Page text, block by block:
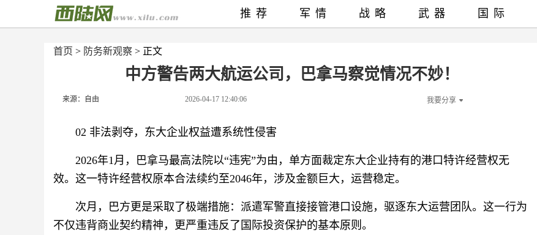
首页 > 防务新观察 > 正文
中方警告两大航运公司，巴拿马察觉情况不妙！
来源：自由 2026-04-17 12:40:06 我要分享
02 非法剥夺，东大企业权益遭系统性侵害
2026年1月，巴拿马最高法院以“违宪”为由，单方面裁定东大企业持有的港口特许经营权无
效。这一特许经营权原本合法续约至2046年，涉及金额巨大，运营稳定。
次月，巴方更是采取了极端措施：派遣军警直接接管港口设施，驱逐东大运营团队。这一行为
不仅违背商业契约精神，更严重违反了国际投资保护的基本原则。
推荐 军情 战略 武器 国际